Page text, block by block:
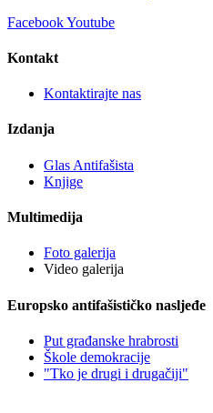
FacebookYoutube
Kontakt
Kontaktirajte nas
Izdanja
Glas Antifašista
Knjige
Multimedija
Foto galerija
Video galerija
Europsko antifašističko nasljeđe
Put građanske hrabrosti
Škole demokracije
"Tko je drugi i drugačiji"